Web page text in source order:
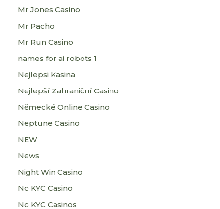
Mr Jones Casino
Mr Pacho
Mr Run Casino
names for ai robots 1
Nejlepsi Kasina
Nejlepší Zahraniční Casino
Německé Online Casino
Neptune Casino
NEW
News
Night Win Casino
No KYC Casino
No KYC Casinos